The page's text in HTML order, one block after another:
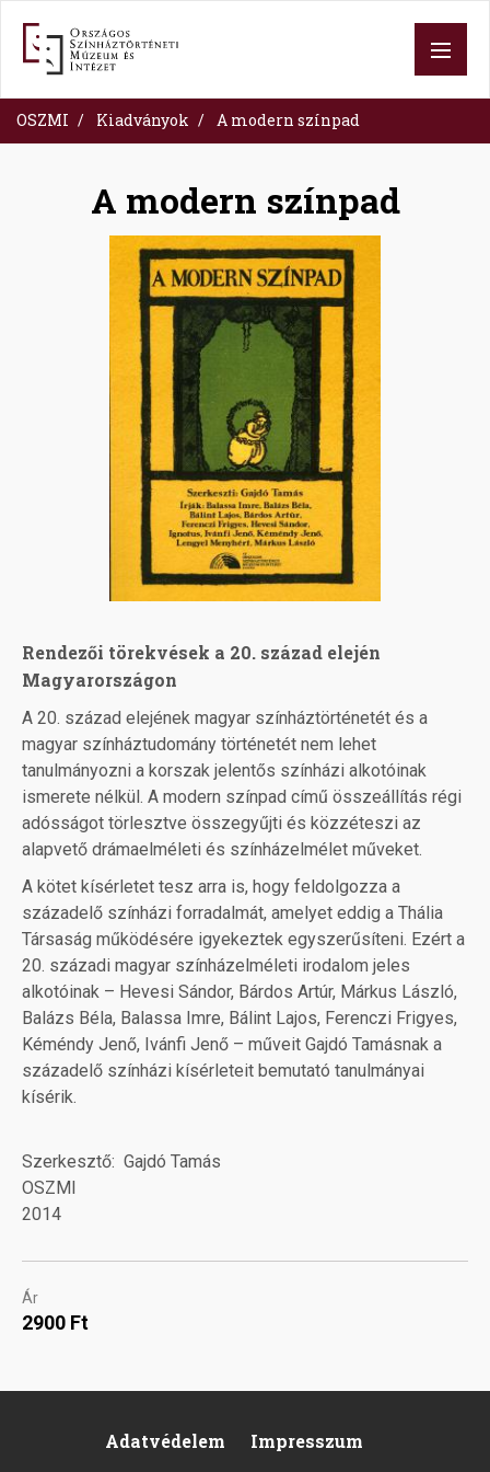
tartalomra
OSZMI Kiadványok A modern színpad
A modern színpad
Image
Rendezői törekvések a 20. század elején
Magyarországon
A 20. század elejének magyar színháztörténetét és a
magyar színháztudomány történetét nem lehet
tanulmányozni a korszak jelentős színházi alkotóinak
ismerete nélkül. A modern színpad című összeállítás régi
adósságot törlesztve összegyűjti és közzéteszi az
alapvető drámaelméleti és színházelmélet műveket.
A kötet kísérletet tesz arra is, hogy feldolgozza a
századelő színházi forradalmát, amelyet eddig a Thália
Társaság működésére igyekeztek egyszerűsíteni. Ezért a
20. századi magyar színházelméleti irodalom jeles
alkotóinak – Hevesi Sándor, Bárdos Artúr, Márkus László,
Balázs Béla, Balassa Imre, Bálint Lajos, Ferenczi Frigyes,
Kéméndy Jenő, Ivánfi Jenő – műveit Gajdó Tamásnak a
századelő színházi kísérleteit bemutató tanulmányai
kísérik.
Szerkesztő Gajdó Tamás
OSZMI
2014
Ár
2900 Ft
Footer
Adatvédelem
Impresszum